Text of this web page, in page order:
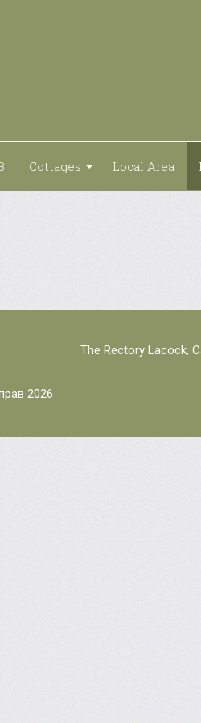
Cottages Local Area
The Rectory Lacock,
2026